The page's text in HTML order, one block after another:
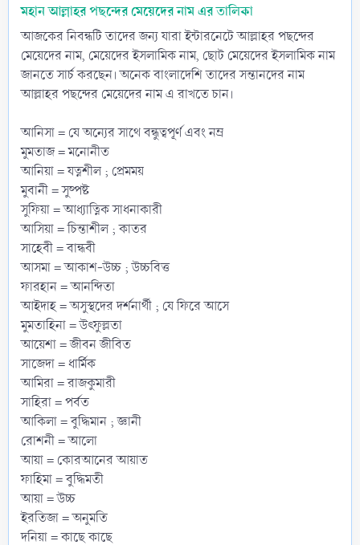
মহান আল্লাহর পছন্দের মেয়েদের নাম এর তালিকা
আজকের নিবন্ধটি তাদের জন্য যারা ইন্টারনেটে আল্লাহর পছন্দের
মেয়েদের নাম, মেয়েদের ইসলামিক নাম, ছোট মেয়েদের ইসলামিক নাম
জানতে সার্চ করছেন। অনেক বাংলাদেশি তাদের সন্তানদের নাম
আল্লাহর পছন্দের মেয়েদের নাম এ রাখতে চান।
আনিসা = যে অন্যের সাথে বন্ধুত্বপূর্ণ এবং নম্র
মুমতাজ = মনোনীত
আনিয়া = যত্নশীল ; প্রেমময়
মুবানী = সুষ্পষ্ট
সুফিয়া = আধ্যাত্নিক সাধনাকারী
আসিয়া = চিন্তাশীল ; কাতর
সাহেবী = বান্ধবী
আসমা = আকাশ-উচ্চ ; উচ্চবিত্ত
ফারহান = আনন্দিতা
আইদাহ = অসুস্থদের দর্শনার্থী ; যে ফিরে আসে
মুমতাহিনা = উৎফুল্লতা
আয়েশা = জীবন জীবিত
সাজেদা = ধার্মিক
আমিরা = রাজকুমারী
সাহিরা = পর্বত
আকিলা = বুদ্ধিমান ; জ্ঞানী
রোশনী = আলো
আয়া = কোরআনের আয়াত
ফাহিমা = বুদ্ধিমতী
আয়া = উচ্চ
ইরতিজা = অনুমতি
দনিয়া = কাছে কাছে